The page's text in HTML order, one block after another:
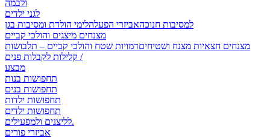
ולבמה
לגני ילדים
למסיבות חנוכהאביזרי הפעלהלימי הולדת ומסיבות בגן
מצנחים מיצגים והולכי קביים
מצנחים חצאיות מצנח ושטיחיםדמויות שטח והולכי קביים – תלבושות
קלילות לקבלות פנים /
מבצע
תחפושות בנות
תחפושות בנים
תחפושות ילדות
תחפושות ילדים
לליצנים ולמפעילים.
אביזרי פורים